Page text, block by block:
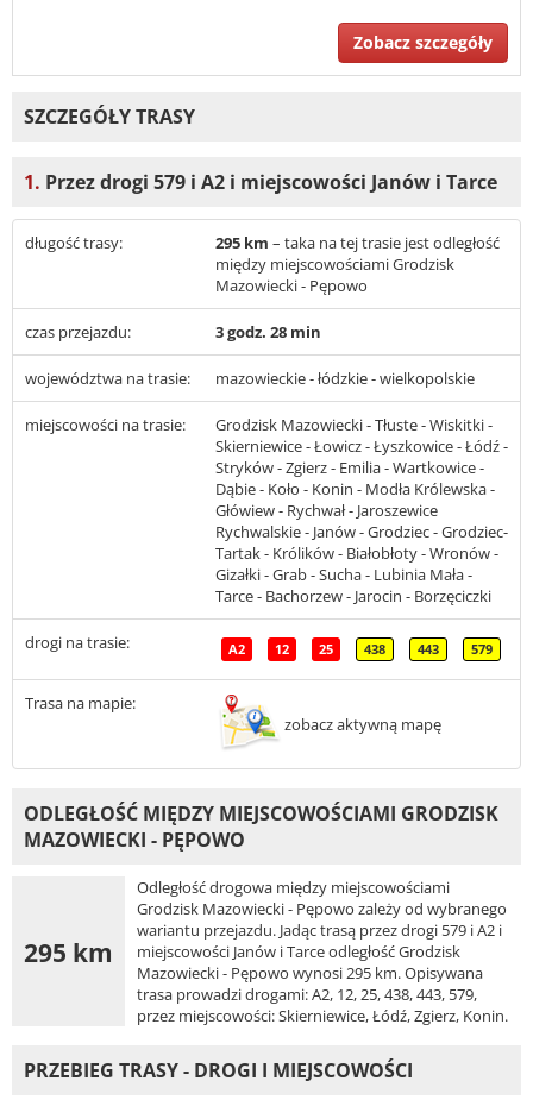
Zobacz szczegóły
SZCZEGÓŁY TRASY
1. Przez drogi 579 i A2 i miejscowości Janów i Tarce
długość trasy: 295 km – taka na tej trasie jest odległość
między miejscowościami Grodzisk
Mazowiecki - Pępowo
czas przejazdu: 3 godz. 28 min
województwa na trasie: mazowieckie - łódzkie - wielkopolskie
miejscowości na trasie:
Grodzisk Mazowiecki - Tłuste - Wiskitki -
Skierniewice - Łowicz - Łyszkowice - Łódź -
Stryków - Zgierz - Emilia - Wartkowice -
Dąbie - Koło - Konin - Modła Królewska -
Główiew - Rychwał - Jaroszewice
Rychwalskie - Janów - Grodziec - Grodziec-
Tartak - Królików - Białobłoty - Wronów -
Gizałki - Grab - Sucha - Lubinia Mała -
Tarce - Bachorzew - Jarocin - Borzęciczki
drogi na trasie: A2 12 25 438 443 579
Trasa na mapie:
zobacz aktywną mapę
ODLEGŁOŚĆ MIĘDZY MIEJSCOWOŚCIAMI GRODZISK
MAZOWIECKI - PĘPOWO
295 km
Odległość drogowa między miejscowościami
Grodzisk Mazowiecki - Pępowo zależy od wybranego
wariantu przejazdu. Jadąc trasą przez drogi 579 i A2 i
miejscowości Janów i Tarce odległość Grodzisk
Mazowiecki - Pępowo wynosi 295 km. Opisywana
trasa prowadzi drogami: A2, 12, 25, 438, 443, 579,
przez miejscowości: Skierniewice, Łódź, Zgierz, Konin.
PRZEBIEG TRASY - DROGI I MIEJSCOWOŚCI